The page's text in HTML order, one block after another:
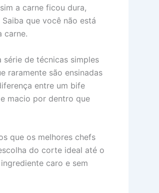
a carne ficou dura,
que você não está
carne.
de técnicas simples
raramente são ensinadas
entre um bife
macio por dentro que
que os melhores chefs
do corte ideal até o
caro e sem